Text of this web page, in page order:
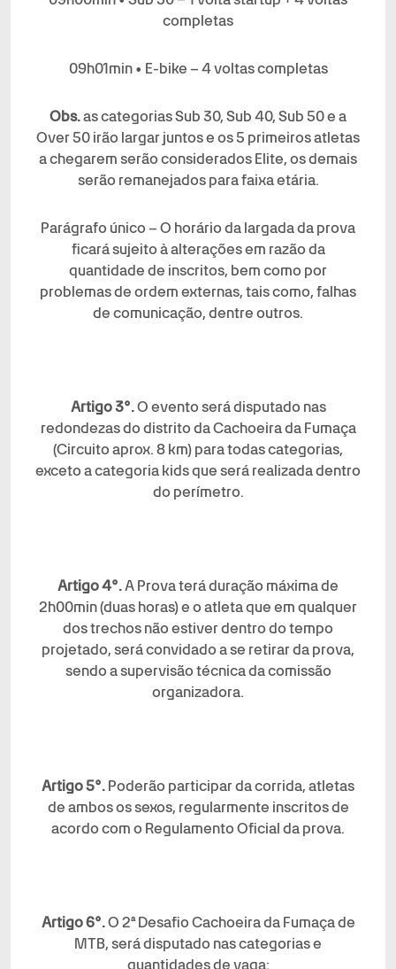
completas
09h01min • E-bike – 4 voltas completas
Obs.as categorias Sub 30, Sub 40, Sub 50 e a
Over 50 irão largar juntos e os 5 primeiros atletas
a chegarem serão considerados Elite, os demais
serão remanejados para faixa etária.
Parágrafo único – O horário da largada da prova
ficará sujeito à alterações em razão da
quantidade de inscritos, bem como por
problemas de ordem externas, tais como, falhas
de comunicação, dentre outros.
Artigo 3°.O evento será disputado nas
redondezas do distrito da Cachoeira da Fumaça
(Circuito aprox. 8 km) para todas categorias,
exceto a categoria kids que será realizada dentro
do perímetro.
Artigo 4°. A Prova terá duração máxima de
2h00min (duas horas) e o atleta que em qualquer
dos trechos não estiver dentro do tempo
projetado, será convidado a se retirar da prova,
sendo a supervisão técnica da comissão
organizadora.
Artigo 5°. Poderão participar da corrida, atletas
de ambos os sexos, regularmente inscritos de
acordo com o Regulamento Oficial da prova.
Artigo 6°.O 2ª Desafio Cachoeira da Fumaça de
MTB, será disputado nas categorias e
quantidades de vaga: